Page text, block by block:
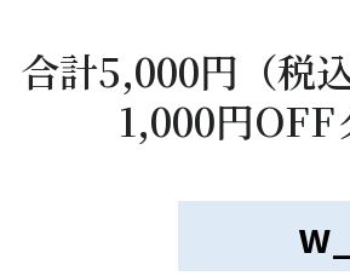
合計5,000円（税
1,000円OFF